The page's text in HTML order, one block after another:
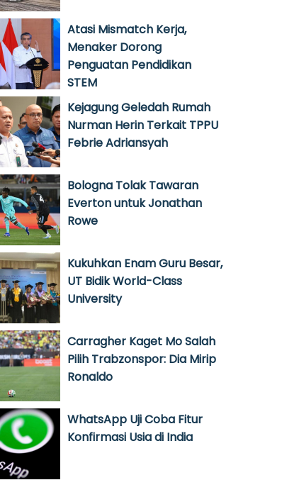
Atasi Mismatch Kerja,
Menaker Dorong
Penguatan Pendidikan
STEM
Kejagung Geledah Rumah
Nurman Herin Terkait TPPU
Febrie Adriansyah
Bologna Tolak Tawaran
Everton untuk Jonathan
Rowe
Kukuhkan Enam Guru Besar,
UT Bidik World-Class
University
Carragher Kaget Mo Salah
Pilih Trabzonspor: Dia Mirip
Ronaldo
WhatsApp Uji Coba Fitur
Konfirmasi Usia di India